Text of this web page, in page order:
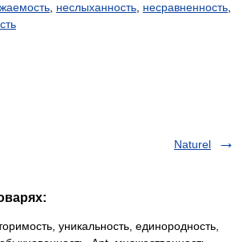
неслыханность несравненность
Naturel
уникальность, единородность,